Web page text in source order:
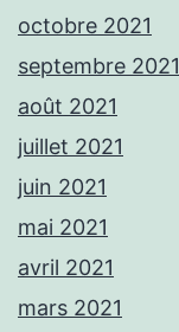
octobre 2021
septembre 2021
août 2021
juillet 2021
juin 2021
mai 2021
avril 2021
mars 2021